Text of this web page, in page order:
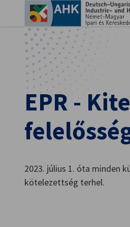
EPR -
2023. július 1. óta minden
kötelezettség terhel.